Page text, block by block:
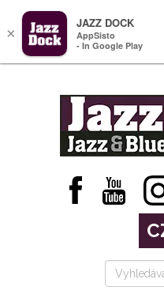
×
JAZZ DOCK
AppSisto
- In Google Play